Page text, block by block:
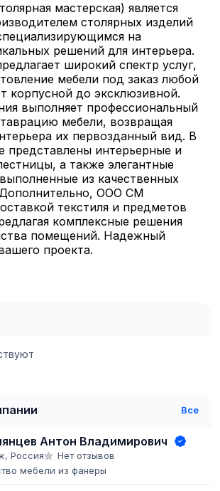
мастерская) является
столярных изделий
на
решений для интерьера.
широкий спектр услуг,
мебели под заказ любой
корпусной до эксклюзивной.
выполняет профессиональный
мебели, возвращая
их первозданный вид. В
представлены интерьерные и
а также элегантные
из качественных
ООО СМ
текстиля и предметов
комплексные решения
помещений. Надежный
проекта.
Все
Антон Владимирович
Россия
Нет отзывов
мебели из фанеры